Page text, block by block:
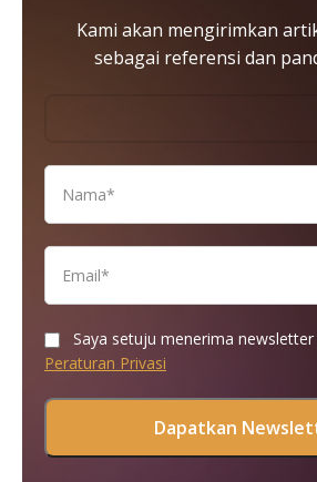
Kami akan mengirimkan
sebagai referensi dan
Saya setuju menerima
Peraturan Privasi